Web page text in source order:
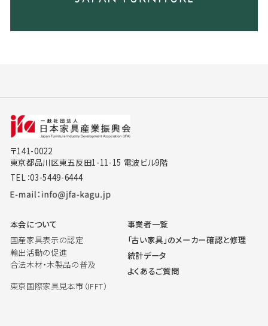
〒141-0022
東京都品川区東五反田1-11-15 電波ビル9階
TEL：03-5449-6444
本会について
国産家具表示の認定
輸出活動の促進
合法木材・木製品の普及
東京国際家具見本市（IFFT）
事業者一覧
「古い家具」のメーカー確認と修理
統計データ
よくあるご質問